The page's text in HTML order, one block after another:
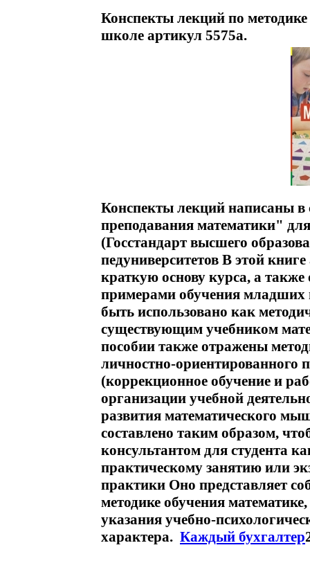
Конспекты лекций по
школе артикул 5575a.
Конспекты лекций написаны
преподавания математики"
(Госстандарт высшего
педуниверситетов В этой
краткую основу курса, а
примерами обучения младших
быть использовано как
существующим учебником
пособии также отражены
личностно-ориентированного
(коррекционное обучение и
организации учебной
развития математического
составлено таким образом,
консультантом для студента
практическому занятию или
практики Оно представляет
методике обучения
указания учебно-
характера. Каждый бухгалтер